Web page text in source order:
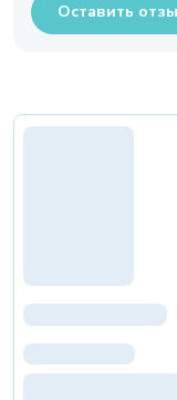
Оставить